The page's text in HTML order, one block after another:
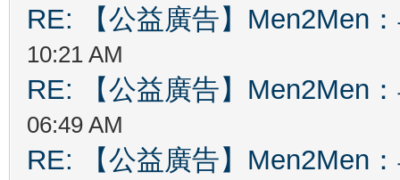
RE: 【公益廣告】Men2Men
10:21 AM
RE: 【公益廣告】Men2Men
06:49 AM
RE: 【公益廣告】Men2Men